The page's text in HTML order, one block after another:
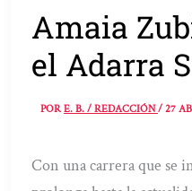
Amaia
el Adarra
PORE. B. / REDACCIÓN/27
Con una carrera que se